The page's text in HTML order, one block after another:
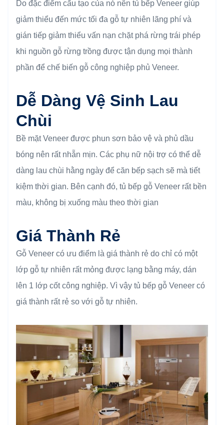
Do đặc điểm cấu tạo của nó nên tủ bếp Veneer giúp
giảm thiểu đến mức tối đa gỗ tự nhiên lãng phí và
gián tiếp giảm thiểu vấn nạn chặt phá rừng trái phép
khi nguồn gỗ rừng trồng được tận dụng mọi thành
phần để chế biến gỗ công nghiệp phủ Veneer.
Dễ Dàng Vệ Sinh Lau
Chùi
Bề mặt Veneer được phun sơn bảo vệ và phủ dầu
bóng nên rất nhẵn mịn. Các phụ nữ nội trợ có thể dễ
dàng lau chùi hằng ngày để căn bếp sạch sẽ mà tiết
kiệm thời gian. Bên cạnh đó, tủ bếp gỗ Veneer rất bền
màu, không bị xuống màu theo thời gian
Giá Thành Rẻ
Gỗ Veneer có ưu điểm là giá thành rẻ do chỉ có một
lớp gỗ tự nhiên rất mỏng được lạng bằng máy, dán
lên 1 lớp cốt công nghiệp. Vì vậy tủ bếp gỗ Veneer có
giá thành rất rẻ so với gỗ tự nhiên.